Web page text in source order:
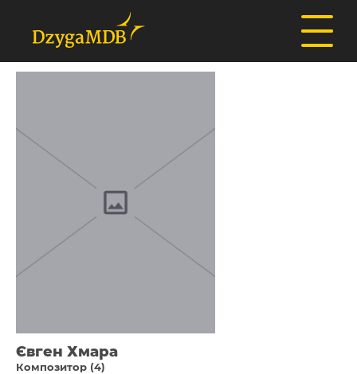
Євген Хмара
Композитор (4)